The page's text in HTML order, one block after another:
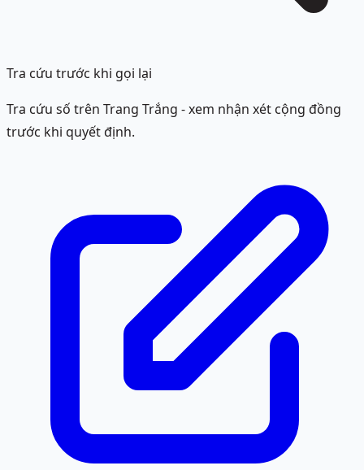
Tra cứu trước khi gọi lại
Tra cứu số trên Trang Trắng - xem nhận xét cộng đồng
trước khi quyết định.